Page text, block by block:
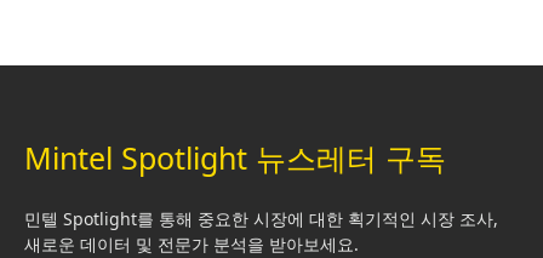
Mintel Spotlight 뉴스레터 구독
민텔 Spotlight를 통해 중요한 시장에 대한 획기적인 시장 조사,
새로운 데이터 및 전문가 분석을 받아보세요.